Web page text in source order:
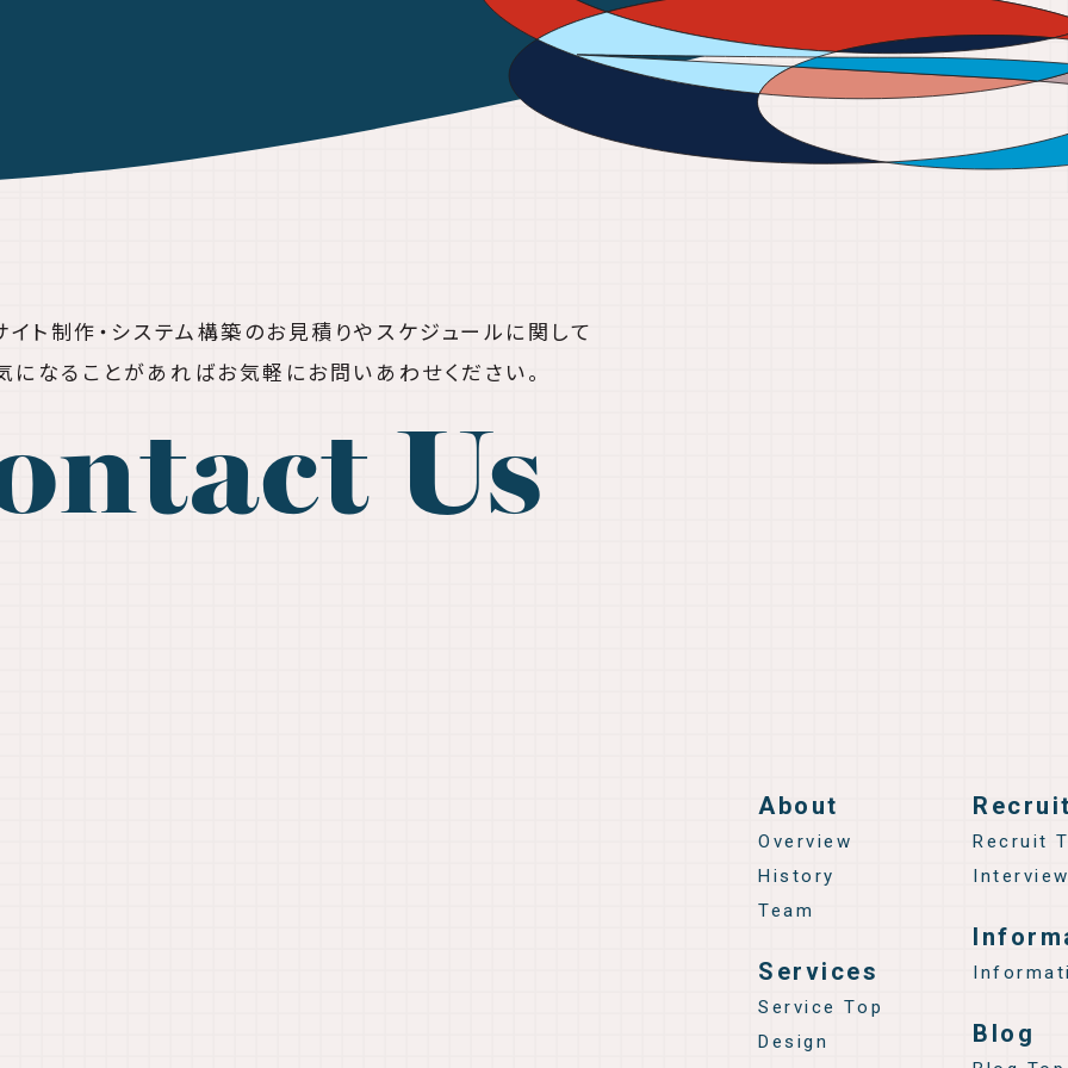
イト制作・システム構築の お見積りやスケジュールに関して
になることがあればお気軽にお問いあわせください。
Us
About
Overview
History
Team
Services
Service Top
Design
Recruit
Blog